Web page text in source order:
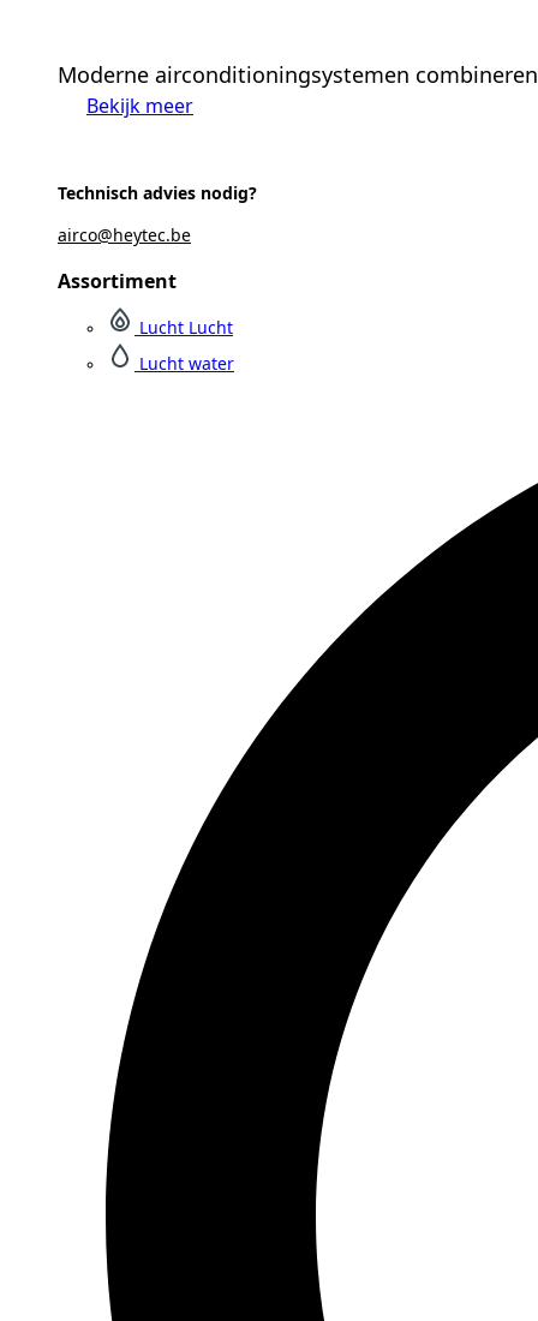
Moderne airconditioningsystemen
Bekijk meer
Technisch advies nodig?
airco@heytec.be
Assortiment
Lucht Lucht
Lucht water